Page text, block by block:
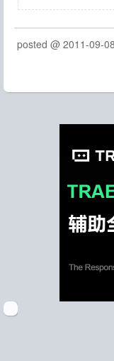
posted @ 2011-09-